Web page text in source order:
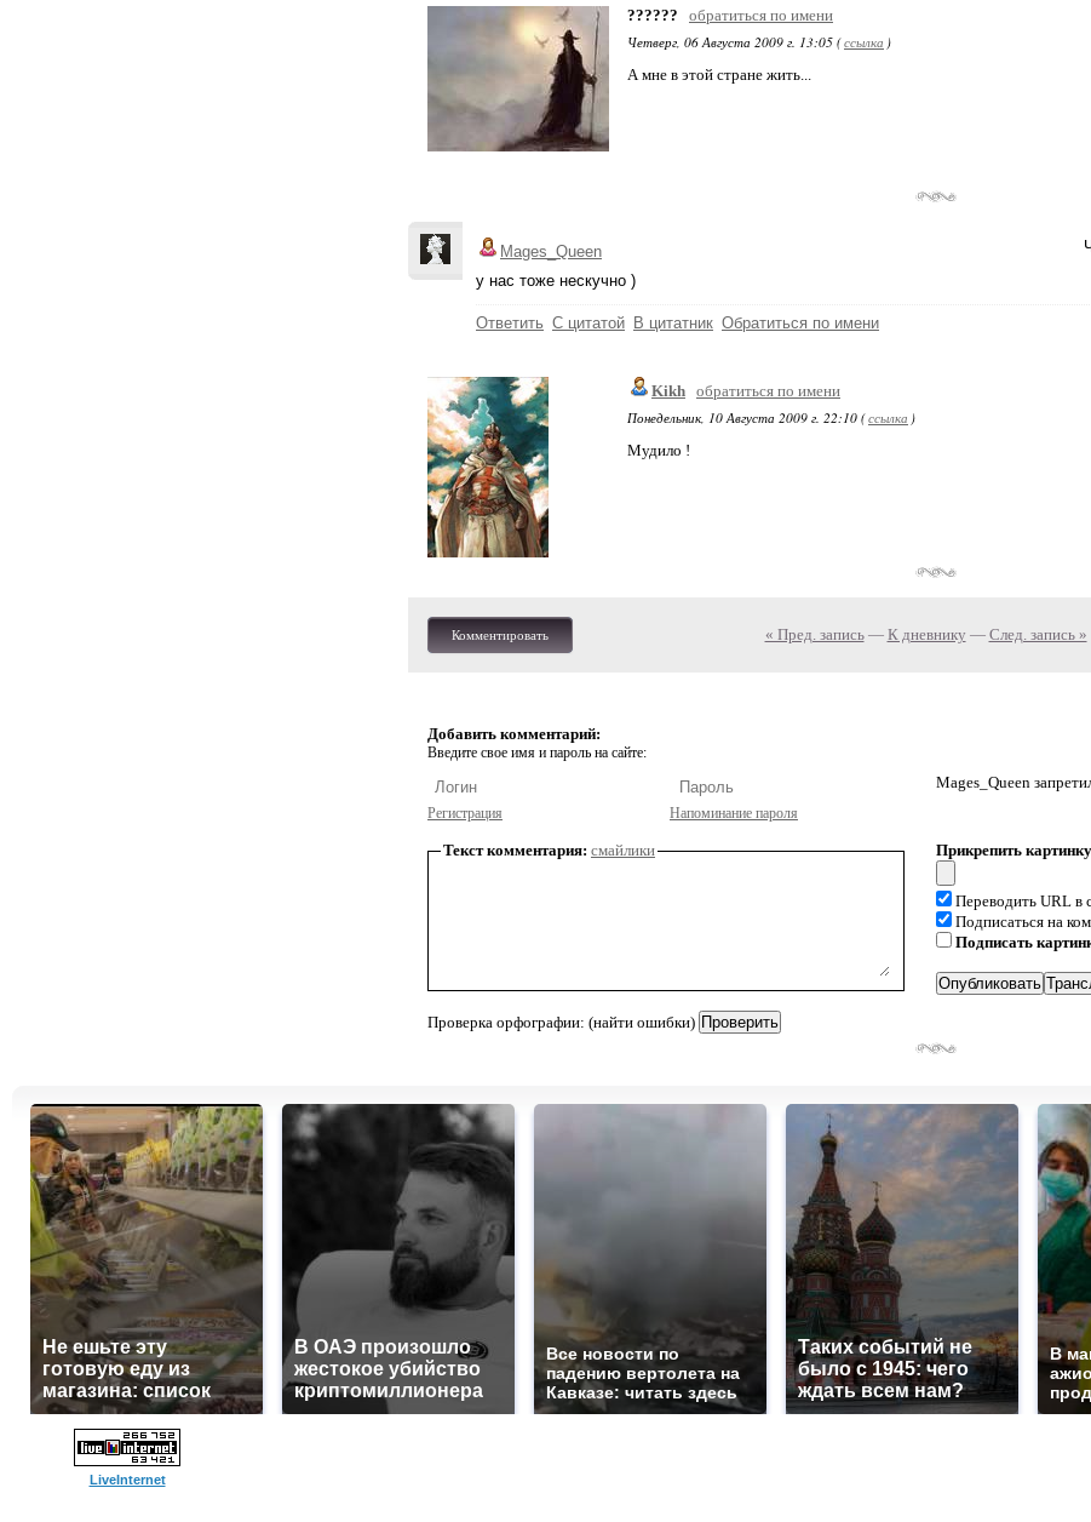
??????
обратиться по имени
Четверг, 06 Августа 2009 г. 13:05 (ссылка )
А мне в этой стране жить...
Mages_Queen
у нас тоже нескучно )
Ответить С цитатой В цитатник Обратиться по имени
Kikh обратиться по имени
Понедельник, 10 Августа 2009 г. 22:10 (ссылка )
Мудило !
Комментировать « Пред. запись— К дневнику — След. запись »
Добавить комментарий:
Введите свое имя и пароль на сайте:
Регистрация Напоминание пароля
Mages_Queen
Текст комментария: смайлики
Проверка орфографии: (найти ошибки)
Прикрепить
Переводить URL в
Подписаться на
Подписать
Не ешьте эту
готовую еду из
магазина: список
В ОАЭ произошло
жестокое убийство
криптомиллионера
Все новости по
падению вертолета на
Кавказе: читать здесь
Таких событий не
было с 1945: чего
ждать всем нам?
В
LiveInternet